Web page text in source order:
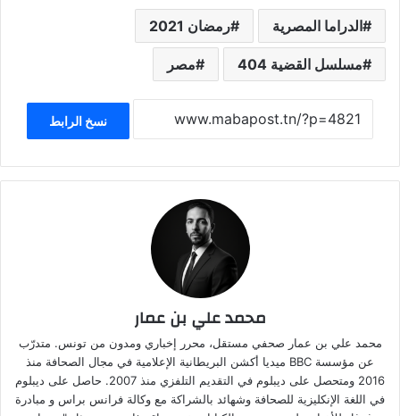
الدراما المصرية رمضان 2021
مسلسل القضية 404 مصر
نسخ الرابط
محمد علي بن عمار
محمد علي بن عمار صحفي مستقل، محرر إخباري ومدون من تونس. متدرّب
عن مؤسسة BBC ميديا أكشن البريطانية الإعلامية في مجال الصحافة منذ
2016 ومتحصل على ديبلوم في التقديم التلفزي منذ 2007. حاصل على ديبلوم
في اللغة الإنكليزية للصحافة وشهائد بالشراكة مع وكالة فرانس براس و مبادرة